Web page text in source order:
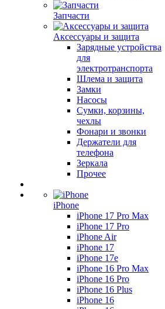
Запчасти
Аксессуары и защита
Зарядные устройства
для
электротранспорта
Шлема и защита
Замки
Насосы
Сумки, корзины,
чехлы
Фонари и звонки
Держатели для
телефона
Зеркала
Прочее
iPhone
iPhone 17 Pro Max
iPhone 17 Pro
iPhone Air
iPhone 17
iPhone 17e
iPhone 16 Pro Max
iPhone 16 Pro
iPhone 16 Plus
iPhone 16